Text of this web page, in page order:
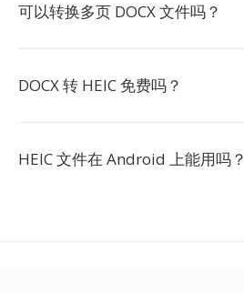
可以转换多页 DOCX 文件吗？
DOCX 转 HEIC 免费吗？
HEIC 文件在 Android 上能用吗？